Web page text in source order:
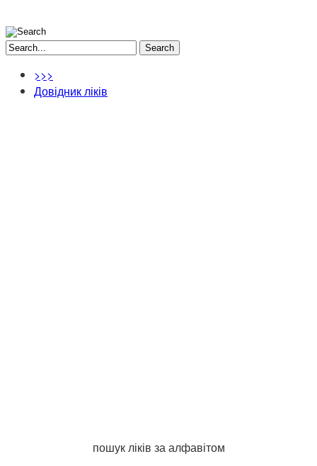
Search
>>>
Довідник ліків
пошук ліків за алфавітом